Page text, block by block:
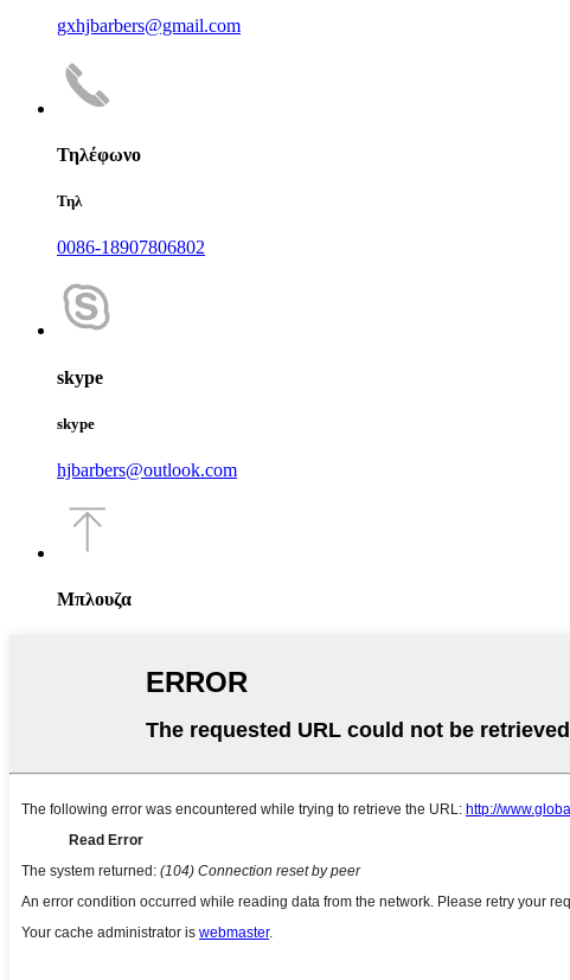
gxhjbarbers@gmail.com
Τηλέφωνο
Τηλ
0086-18907806802
skype
skype
hjbarbers@outlook.com
Μπλουζα